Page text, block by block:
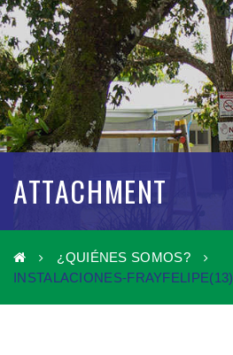
ATTACHMENT
¿QUIÉNES SOMOS?
INSTALACIONES-FRAYFELIPE(13)